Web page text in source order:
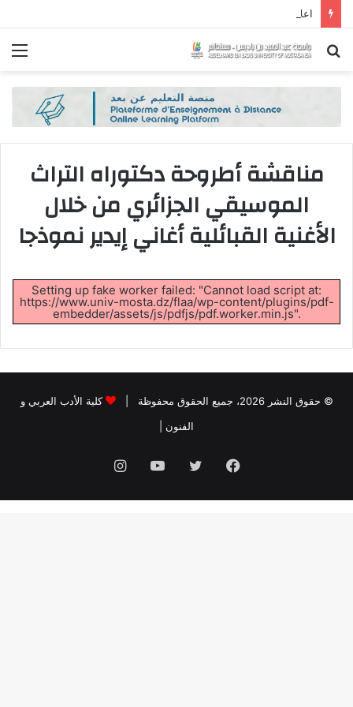
اعلان
بحث
مناقشة أطروحة دكتوراه التراث
الموسيقي الجزائري من خلال
الأغنية القبائلية أغاني إيدير نموذجا
Setting up fake worker failed: "Cannot load script at:
https://www.univ-mosta.dz/flaa/wp-content/plugins/pdf-
embedder/assets/js/pdfjs/pdf.worker.min.js".
© حقوق النشر 2026، جميع الحقوق محفوظة |
كلية الأدب العربي و
الفنون
فيسبوك تويتر يوتيوبانستقرام